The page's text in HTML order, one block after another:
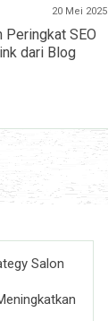
20 Mei 2025
Peringkat SEO
dari Blog
Salon